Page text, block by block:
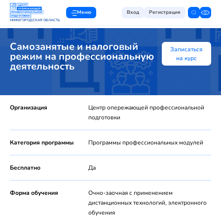
НИЖЕГОРОДСКАЯ ОБЛАСТЬ
Меню Вход Регистрация
Самозанятые и налоговый
режим на профессиональную
деятельность
Записаться
на курс
Организация
Центр опережающей профессиональной
подготовки
Категория программы Программы профессиональных модулей
Бесплатно Да
Форма обучения
Очно-заочная с применением
дистанционных технологий, электронного
обучения